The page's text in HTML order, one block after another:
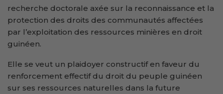
recherche doctorale axée sur la reconnaissance et la
protection des droits des communautés affectées
par l’exploitation des ressources minières en droit
guinéen.
Elle se veut un plaidoyer constructif en faveur du
renforcement effectif du droit du peuple guinéen
sur ses ressources naturelles dans la future